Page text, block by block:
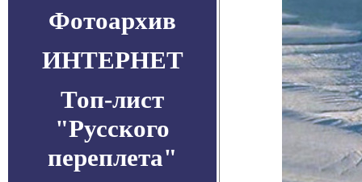
Фотоархив
ИНТЕРНЕТ
Топ-лист
"Русского
переплета"